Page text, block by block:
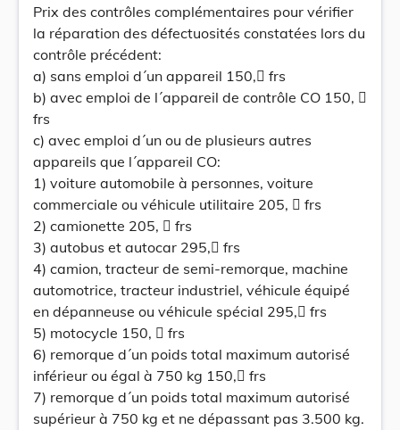
Prix des contrôles complémentaires pour vérifier
la réparation des défectuosités constatées lors du
contrôle précédent:
a) sans emploi d´un appareil 150, frs
b) avec emploi de l´appareil de contrôle CO 150, 
frs
c) avec emploi d´un ou de plusieurs autres
appareils que l´appareil CO:
1) voiture automobile à personnes, voiture
commerciale ou véhicule utilitaire 205,  frs
2) camionette 205,  frs
3) autobus et autocar 295, frs
4) camion, tracteur de semi-remorque, machine
automotrice, tracteur industriel, véhicule équipé
en dépanneuse ou véhicule spécial 295, frs
5) motocycle 150,  frs
6) remorque d´un poids total maximum autorisé
inférieur ou égal à 750 kg 150, frs
7) remorque d´un poids total maximum autorisé
supérieur à 750 kg et ne dépassant pas 3.500 kg.